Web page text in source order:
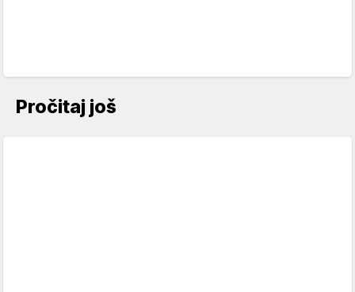
Pročitaj još